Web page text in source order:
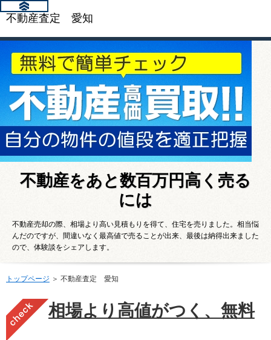
不動産査定 愛知
不動産をあと数百万円高く売る
には
不動産売却の際、相場より高い見積もりを得て、住宅を売りました。相当悩
んだのですが、間違いなく最高値で売ることが出来、最後は納得出来ました
ので、体験談をシェアします。
トップページ ＞ 不動産査定 愛知
相場より高値がつく、無料